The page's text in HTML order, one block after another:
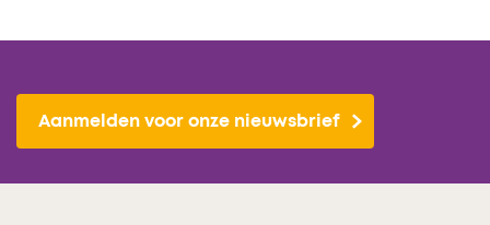
Aanmelden voor onze nieuwsbrief